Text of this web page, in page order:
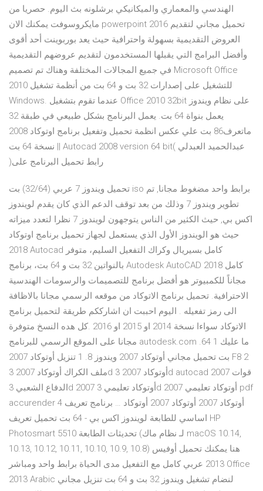
الهندسي والمعماري والميكانيكي برشلونه بث اليوم. حصريا من
مايكروسوفت يمكنك الان powerpoint 2016 تحميل مجاني لتقديم
العروض التقديمية بسهولة واحترافية حيث يعد بوربوينت أحد أقوى
وأفضل البرامج التي يقبلها المستخدمون لتقديم عروضهم التقديمية
في جميع المجالات المختلفة وهناك تم تصميم Microsoft Office
2010 للتشغيل على إصدارات 32 بت و 64 بت من أنظمة تشغيل
Windows. عندما تقوم بتشغيل Office 2010 32bit على نظام ويندوز
يعمل بنواة 64 بت. يعمل البرنامج بشكل طبيعي في طبقة 32
ماتعرف86 بت علي عكس انظمة تحميل وتفعيل برنامج اوتوكاد 2008
نسخة 64 بت || Autocad 2008 version 64 bit( عبدالحميد العبدلي
)رابط تحميل البرنامج على
تحميل ويندوز 7 عربي (32/64) بت iso برابط واحد مضغوط مجانا, تم
تطوير ويندوز 7 وذلك من بعد توقف الدعم الذي كان يقدم لويندوز
اكس بي, حيث الكثير من الناس يتوجهون لويندوز 7 نظرا لتعدد ميزاته
حيث هو الويندوز الأول الذي يستعمل لجهاز تحميل برنامج اوتوكاد
2018 Autocad كامل بسيريال وكراك التفعيل السليم، متوفر
بالنواتين 32 بت و 64 بت، برنامج Autodesk AutoCAD 2018 كامل
مجاناً للكمبيوتر هو أفضل برنامج للتصميمات والرسومات الهندسية
الاحترافية. تحميل برنامج الاتوكاد من موقعه الرسمي مجانا بالاظافة
الى رمز تفعيله . اليوم احببت ان اشارككم طريقة لتحميل برنامج
الاتوكاد سواءا نسخة 2014 او 2015 او 2016 .كل هده النسخ متوفرة
مجانا على الموقع الرسمي للبرنامج autodesk.com .ما عليك 1 64
بت تحميل مجاني أوتوكاد 2007 ويندوز 8. 1 تنزيل أوتوكاد 2007 F8 2
ملف الكراك أوتوكاد 2007 3d أوتوكاد 2007 3d autocad 2007 قوات
الدفاع الشعبي 3d 2007 أوتوكاد تعليمي 3d 2007 أوتوكاد تعليمي pdf
accurender 4 أوتوكاد 2007 أوتوكاد 2007 أوتوكاد … برنامج تعريف
اساسي للطابعة لويندوز اكس بي - 64 بت تحميل تعريف HP
Photosmart 5510 تحديثات الطابعة (لـ نظام ماك macOS 10.14,
10.13, 10.12, 10.11, 10.10, 10.9, 10.8) هنا يمكنك تحميل أوفيس
2013 عربي كامل مع التفعيل مدى الحياة برابط واحد ومباشر Office
2013 Arabic لنضام تشغيل ويندوز 32 بت و 64 بت تنزيل مجاني